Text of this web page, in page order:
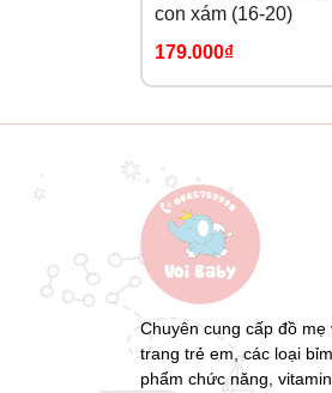
con xám (16-20)
179.000₫
Chuyên cung cấp đồ mẹ
trang trẻ em, các loại
phẩm chức năng,